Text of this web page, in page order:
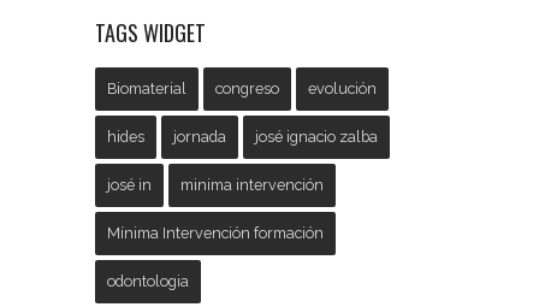
TAGS WIDGET
Biomaterial congreso evolución
hides jornada josé ignacio zalba
josé in minima intervención
Mínima Intervención formación
odontologia